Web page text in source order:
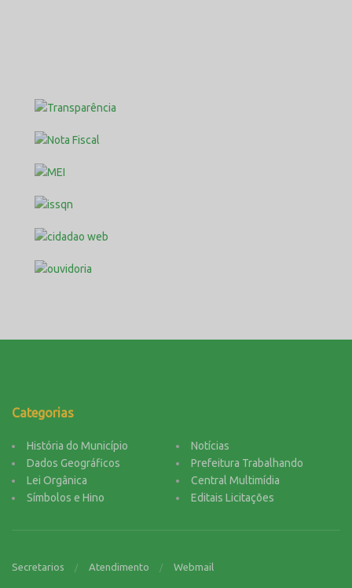
Categorias
História do Município
Dados Geográficos
Lei Orgânica
Símbolos e Hino
Notícias
Prefeitura Trabalhando
Central Multimídia
Editais Licitações
Secretarios Atendimento Webmail